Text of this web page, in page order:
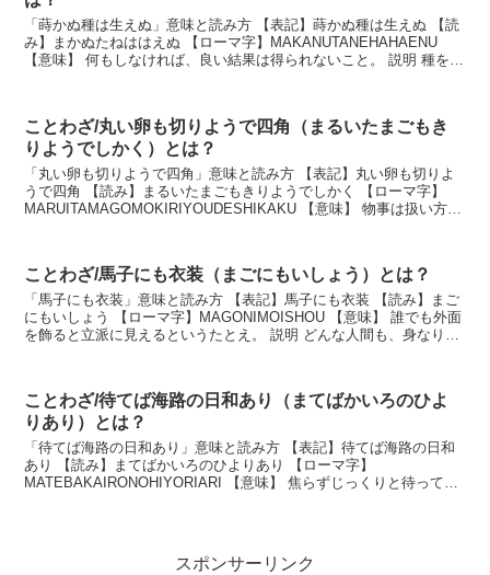
「蒔かぬ種は生えぬ」意味と読み方 【表記】蒔かぬ種は生えぬ 【読
み】まかぬたねははえぬ 【ローマ字】MAKANUTANEHAHAENU
【意味】 何もしなければ、良い結果は得られないこと。 説明 種を蒔
ことわざ/丸い卵も切りようで四角（まるいたまごもき
りようでしかく）とは？
「丸い卵も切りようで四角」意味と読み方 【表記】丸い卵も切りよ
うで四角 【読み】まるいたまごもきりようでしかく 【ローマ字】
MARUITAMAGOMOKIRIYOUDESHIKAKU 【意味】 物事は扱い方に
ことわざ/馬子にも衣装（まごにもいしょう）とは？
「馬子にも衣装」意味と読み方 【表記】馬子にも衣装 【読み】まご
にもいしょう 【ローマ字】MAGONIMOISHOU 【意味】 誰でも外面
を飾ると立派に見えるというたとえ。 説明 どんな人間も、身なりを
ことわざ/待てば海路の日和あり（まてばかいろのひよ
りあり）とは？
「待てば海路の日和あり」意味と読み方 【表記】待てば海路の日和
あり 【読み】まてばかいろのひよりあり 【ローマ字】
MATEBAKAIRONOHIYORIARI 【意味】 焦らずじっくりと待ってい
スポンサーリンク